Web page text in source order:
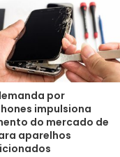
por
impulsiona
do mercado de
aparelhos